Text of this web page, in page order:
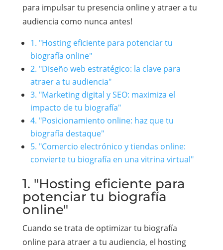
para impulsar tu presencia online y atraer a tu
audiencia como nunca antes!
1. "Hosting eficiente para potenciar tu
biografía online"
2. "Diseño web estratégico: la clave para
atraer a tu audiencia"
3. "Marketing digital y SEO: maximiza el
impacto de tu biografía"
4. "Posicionamiento online: haz que tu
biografía destaque"
5. "Comercio electrónico y tiendas online:
convierte tu biografía en una vitrina virtual"
1. "Hosting eficiente para
potenciar tu biografía
online"
Cuando se trata de optimizar tu biografía
online para atraer a tu audiencia, el hosting